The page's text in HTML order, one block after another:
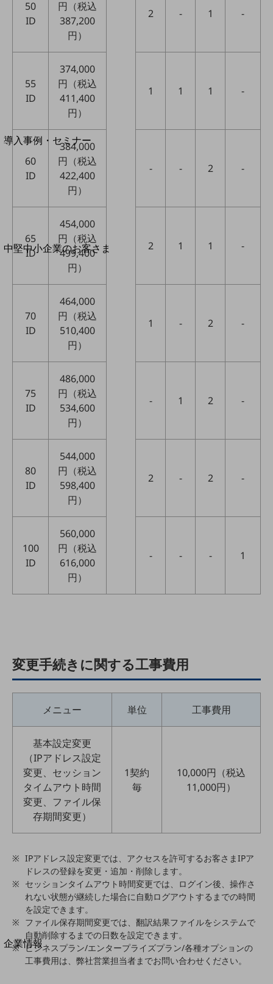
運用保守・故障紛失サポート
サービスをご利用中のお客さま
導入事例・セミナー
導入事例TOP
最新の導入事例や注目の導入事例をご紹介します
開催・出展する各種セミナー、イベント情報をご紹介します
別ウィンドウで開きます
中堅中小企業のお客さま
NTTドコモビジネスウォッチ
ビジネスお役立ち情報
旬な話題やお役立ち資料などDXの課題を
解決するヒントをお届けする記事サイト
新着記事
お役立ち資料ダウンロード
サービス・ソリューション
課題やニーズに合ったサービスをご紹介し、
中堅中小企業のビジネスをサポート！
お悩みから見つける
お悩みから見つけるTOP
モバイル・音声
リモート・ハイブリッドワーク
セキュリティ
その他のお悩みはこちら
運輸業
建設業
ゲーム感覚で見つける
ビジネスお悩み診断
NTTドコモビジネス
オンラインショップ
モバイル・ICTサービスをオンラインで
相談・申し込みができるバーチャルショップ
サービス・商品を探す
新規会員登録/ログインはこちら
100回線以上のお問い合わせ・お見積りはこちら
別ウィンドウで開きます
企業情報
企業情報TOP
50
ID
円（税込
387,200
円）
2 - 1 -
55
ID
374,000
円（税込
411,400
円）
1 1 1 -
60
ID
384,000
円（税込
422,400
円）
- - 2 -
65
ID
454,000
円（税込
499,400
円）
2 1 1 -
70
ID
464,000
円（税込
510,400
円）
1 - 2 -
75
ID
486,000
円（税込
534,600
円）
- 1 2 -
80
ID
544,000
円（税込
598,400
円）
2 - 2 -
100
ID
560,000
円（税込
616,000
円）
- - - 1
変更手続きに関する工事費用
メニュー 単位 工事費用
基本設定変更
（IPアドレス設定
変更、セッション
タイムアウト時間
変更、ファイル保
存期間変更）
1契約
毎
10,000円（税込
11,000円）
IPアドレス設定変更では、アクセスを許可するお客さまIPア
ドレスの登録を変更・追加・削除します。
セッションタイムアウト時間変更では、ログイン後、操作さ
れない状態が継続した場合に自動ログアウトするまでの時間
を設定できます。
ファイル保存期間変更では、翻訳結果ファイルをシステムで
自動削除するまでの日数を設定できます。
ビジネスプラン/エンタープライズプラン/各種オプションの
工事費用は、弊社営業担当者までお問い合わせください。